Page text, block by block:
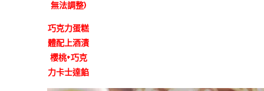
無法調整)
巧克力蛋糕
體配上酒漬
櫻桃+巧克
力卡士達餡